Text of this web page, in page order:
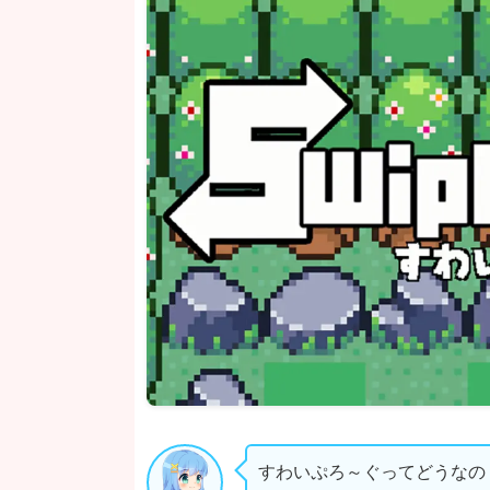
すわいぷろ～ぐってどうなの